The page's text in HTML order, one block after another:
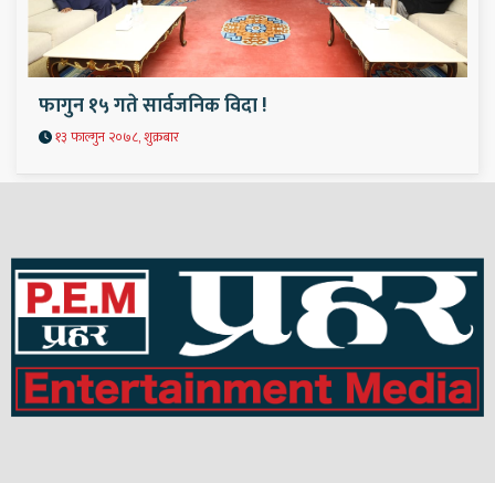
फागुन १५ गते सार्वजनिक विदा !
१३ फाल्गुन २०७८, शुक्रबार